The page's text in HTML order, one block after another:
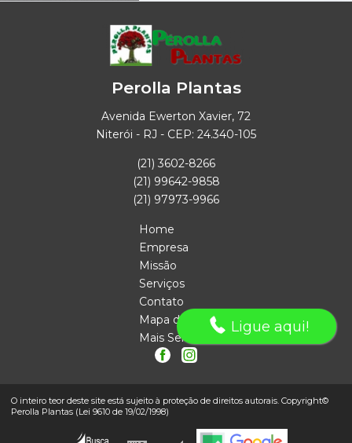
Perolla Plantas
Avenida Ewerton Xavier, 72
Niterói - RJ - CEP: 24.340-105
(21) 3602-8266
(21) 99642-9858
(21) 97973-9966
Home
Empresa
Missão
Serviços
Contato
Mapa do site
Mais Serviços
O inteiro teor deste site está sujeito à proteção de direitos autorais. Copyright©
Perolla Plantas (Lei 9610 de 19/02/1998)
Ligue aqui!